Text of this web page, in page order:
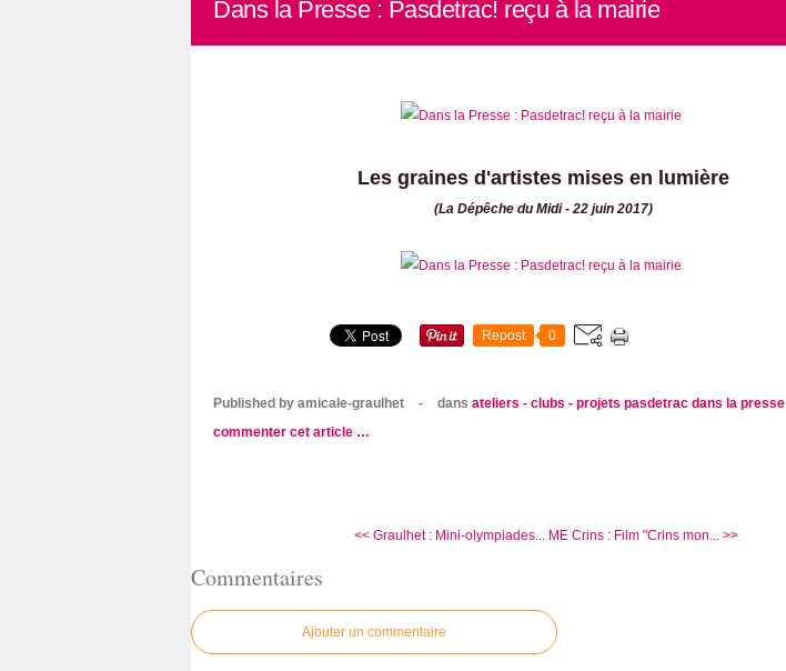
Dans la Presse : Pasdetrac! reçu à la mairie
Les graines d'artistes mises en lumière
(La Dépêche du Midi - 22 juin 2017)
Repost 0
Published by amicale-graulhet - dans ateliers - clubs - projets pasdetrac dans la presse
commenter cet article …
<< Graulhet : Mini-olympiades... ME Crins : Film "Crins mon... >>
Commentaires
Ajouter un commentaire